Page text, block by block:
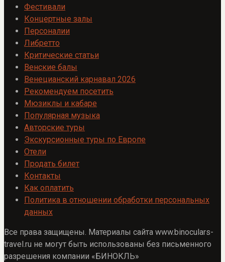
Фестивали
Концертные залы
Персоналии
Либретто
Критические статьи
Венские балы
Венецианский карнавал 2026
Рекомендуем посетить
Мюзиклы и кабаре
Популярная музыка
Авторские туры
Экскурсионные туры по Европе
Отели
Продать билет
Контакты
Как оплатить
Политика в отношении обработки персональных
данных
Все права защищены. Материалы сайта www.binoculars-
travel.ru не могут быть использованы без письменного
разрешения компании «БИНОКЛЬ»